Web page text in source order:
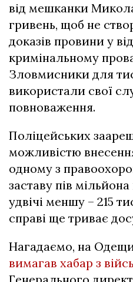
від мешканки
гривень, щоб не
доказів провини у
кримінальному
Зловмисники для
використали свої
повноваження.
Поліцейських
можливістю
одному з
заставу пів
удвічі меншу – 215
справі ще триває
Нагадаємо, на
вимагав хабар з